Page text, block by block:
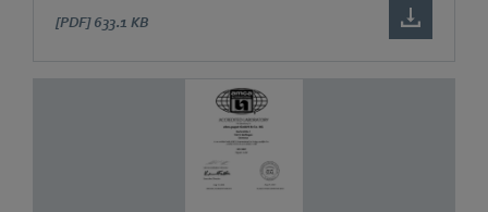
[PDF] 633.1 KB